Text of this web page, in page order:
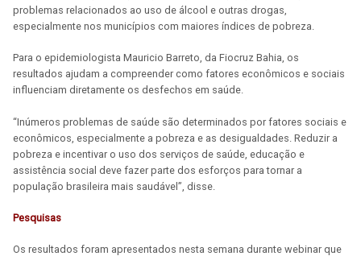
problemas relacionados ao uso de álcool e outras drogas,
especialmente nos municípios com maiores índices de pobreza.
Para o epidemiologista Mauricio Barreto, da Fiocruz Bahia, os
resultados ajudam a compreender como fatores econômicos e sociais
influenciam diretamente os desfechos em saúde.
“Inúmeros problemas de saúde são determinados por fatores sociais e
econômicos, especialmente a pobreza e as desigualdades. Reduzir a
pobreza e incentivar o uso dos serviços de saúde, educação e
assistência social deve fazer parte dos esforços para tornar a
população brasileira mais saudável”, disse.
Pesquisas
Os resultados foram apresentados nesta semana durante webinar que